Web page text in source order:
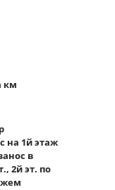
км
на 1й этаж
в
2й эт. по